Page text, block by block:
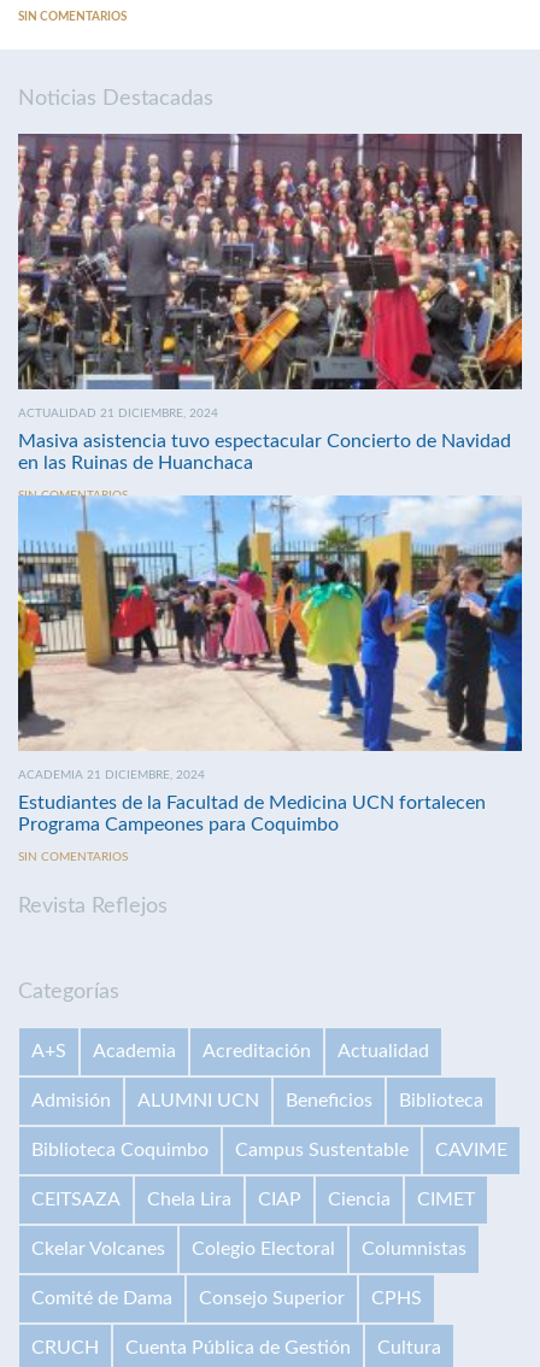
SIN COMENTARIOS
Noticias Destacadas
ACTUALIDAD 21 DICIEMBRE, 2024
Masiva asistencia tuvo espectacular Concierto de Navidad
en las Ruinas de Huanchaca
SIN COMENTARIOS
ACADEMIA 21 DICIEMBRE, 2024
Estudiantes de la Facultad de Medicina UCN fortalecen
Programa Campeones para Coquimbo
SIN COMENTARIOS
Revista Reflejos
Categorías
A+S Academia Acreditación Actualidad
Admisión ALUMNI UCN Beneficios Biblioteca
Biblioteca Coquimbo Campus Sustentable CAVIME
CEITSAZA Chela Lira CIAP Ciencia CIMET
Ckelar Volcanes Colegio Electoral Columnistas
Comité de Dama Consejo Superior CPHS
CRUCH Cuenta Pública de Gestión Cultura